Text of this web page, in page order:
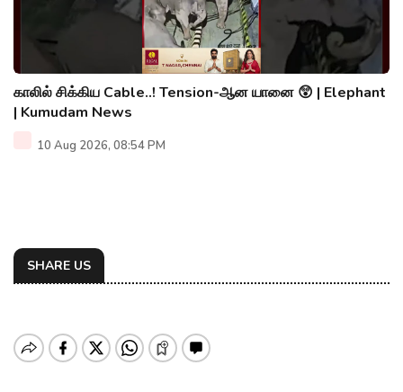
காலில் சிக்கிய Cable..! Tension-ஆன யானை 😲 | Elephant
| Kumudam News
10 Aug 2026, 08:54 PM
SHARE US